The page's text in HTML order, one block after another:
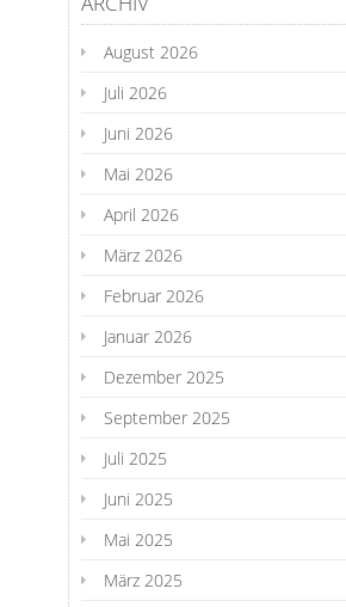
August 2026
Juli 2026
Juni 2026
Mai 2026
April 2026
März 2026
Februar 2026
Januar 2026
Dezember 2025
September 2025
Juli 2025
Juni 2025
Mai 2025
März 2025